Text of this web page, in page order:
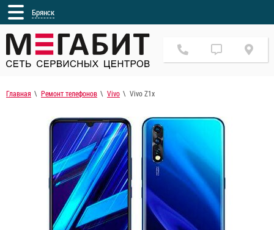
Брянск
Главная Ремонт телефонов Vivo Vivo Z1x